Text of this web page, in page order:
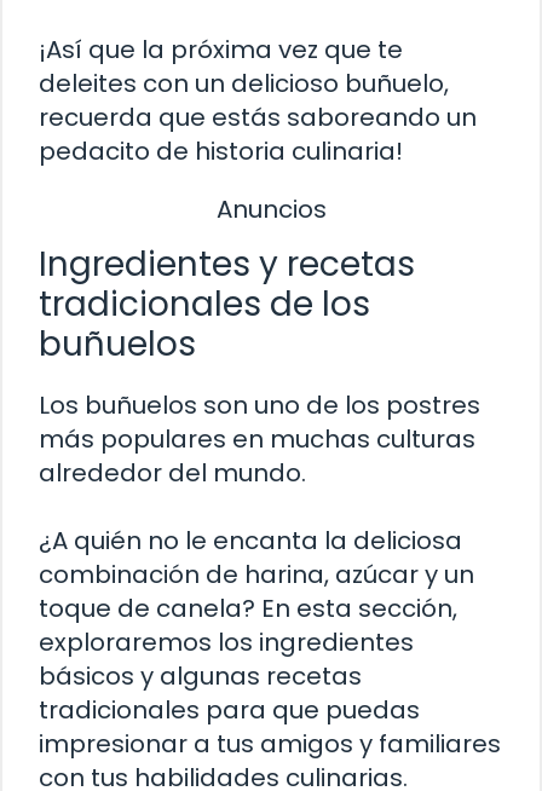
¡Así que la próxima vez que te
deleites con un delicioso buñuelo,
recuerda que estás saboreando un
pedacito de historia culinaria!
Anuncios
Ingredientes y recetas
tradicionales de los
buñuelos
Los buñuelos son uno de los postres
más populares en muchas culturas
alrededor del mundo.
¿A quién no le encanta la deliciosa
combinación de harina, azúcar y un
toque de canela? En esta sección,
exploraremos los ingredientes
básicos y algunas recetas
tradicionales para que puedas
impresionar a tus amigos y familiares
con tus habilidades culinarias.